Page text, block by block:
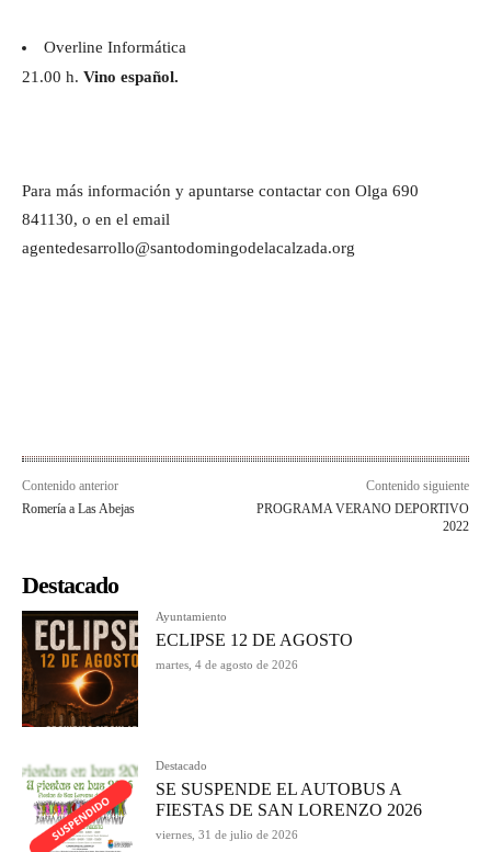
Overline Informática
21.00 h. Vino español.
Para más información y apuntarse contactar con Olga 690
841130, o en el email
agentedesarrollo@santodomingodelacalzada.org
Contenido anterior
Romería a Las Abejas
Contenido siguiente
PROGRAMA VERANO DEPORTIVO
2022
Destacado
Ayuntamiento
ECLIPSE 12 DE AGOSTO
martes, 4 de agosto de 2026
Destacado
SE SUSPENDE EL AUTOBUS A
FIESTAS DE SAN LORENZO 2026
viernes, 31 de julio de 2026